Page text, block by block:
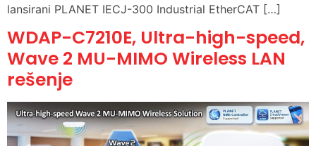
lansirani PLANET IECJ-300 Industrial EtherCAT […]
WDAP-C7210E, Ultra-high-speed,
Wave 2 MU-MIMO Wireless LAN
rešenje